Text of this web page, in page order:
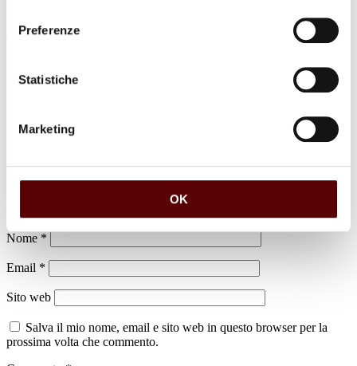
Preferenze
Statistiche
Marketing
OK
Lascia un commento
Il tuo indirizzo email non sarà pubblicato.
Nome *
Email *
Sito web
Salva il mio nome, email e sito web in questo browser per la
prossima volta che commento.